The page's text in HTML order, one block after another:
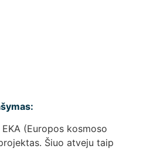
(Europos kosmoso
Šiuo atveju taip